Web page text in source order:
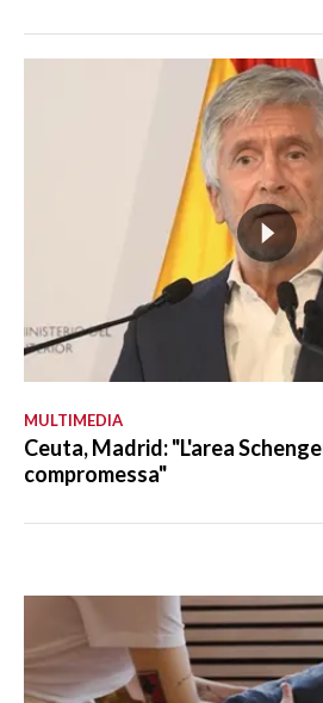
MULTIMEDIA
Ceuta, Madrid: "L'area
compromessa"